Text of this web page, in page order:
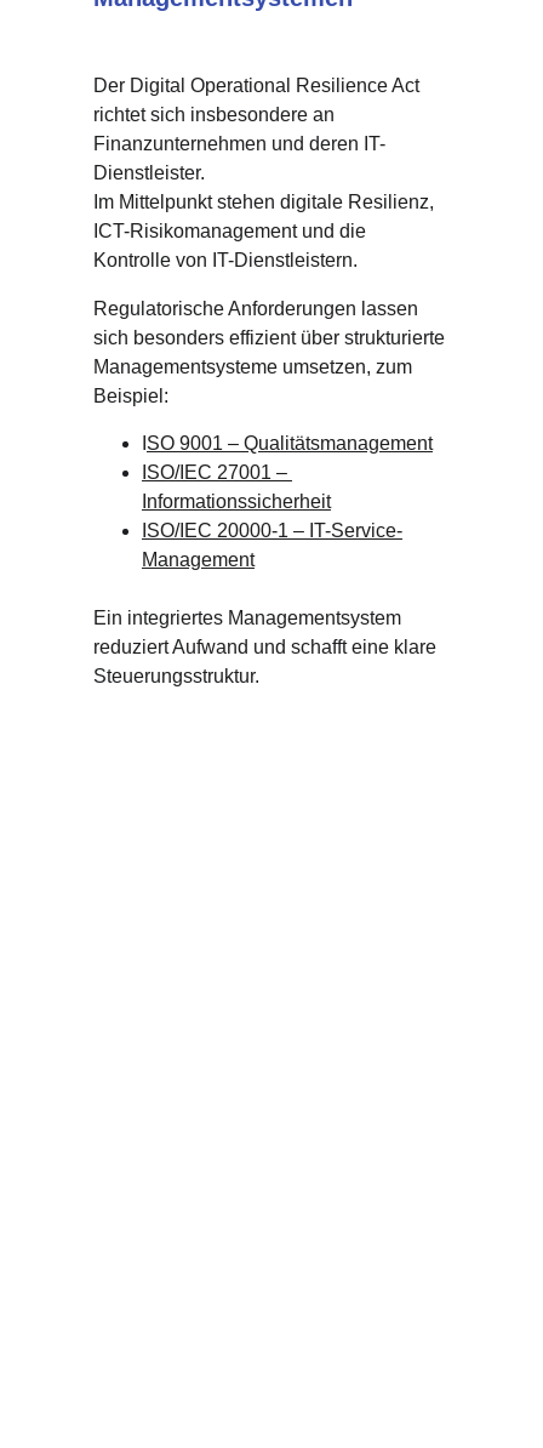
Der Digital Operational Resilience Act
richtet sich insbesondere an
Finanzunternehmen und deren IT-
Dienstleister.
Im Mittelpunkt stehen digitale Resilienz,
ICT-Risikomanagement und die
Kontrolle von IT-Dienstleistern.
Regulatorische Anforderungen lassen
sich besonders effizient über strukturierte
Managementsysteme umsetzen, zum
Beispiel:
SO 9001 – Qualitätsmanagement
ISO/IEC 27001 –
Informationssicherheit
ISO/IEC 20000-1 – IT-Service-
Management
Ein integriertes Managementsystem
reduziert Aufwand und schafft eine klare
Steuerungsstruktur.